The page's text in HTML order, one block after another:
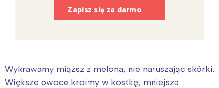
Zapisz się za darmo →
Wykrawamy miąższ z melona, nie naruszając skórki.
Większe owoce kroimy w kostkę, mniejsze